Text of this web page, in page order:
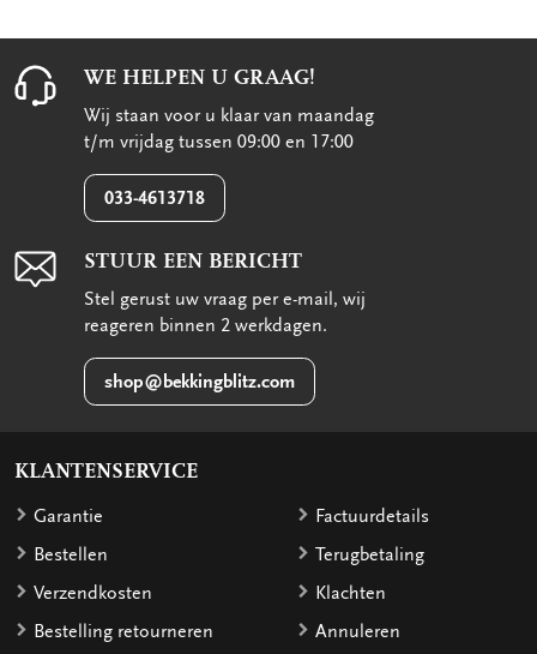
WE HELPEN U GRAAG!
Wij staan voor u klaar van maandag
t/m vrijdag tussen 09:00 en 17:00
033-4613718
STUUR EEN BERICHT
Stel gerust uw vraag per e-mail, wij
reageren binnen 2 werkdagen.
shop@bekkingblitz.com
KLANTENSERVICE
Garantie
Bestellen
Verzendkosten
Bestelling retourneren
Factuurdetails
Terugbetaling
Klachten
Annuleren